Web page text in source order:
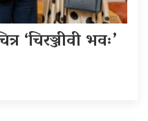
‘चिरञ्जीवी भवः’